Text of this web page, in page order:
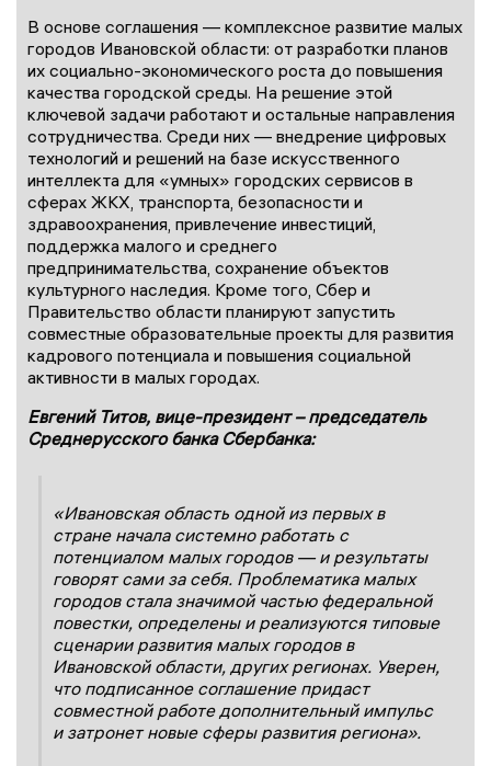
В основе соглашения — комплексное развитие малых
городов Ивановской области: от разработки планов
их социально-экономического роста до повышения
качества городской среды. На решение этой
ключевой задачи работают и остальные направления
сотрудничества. Среди них — внедрение цифровых
технологий и решений на базе искусственного
интеллекта для «умных» городских сервисов в
сферах ЖКХ, транспорта, безопасности и
здравоохранения, привлечение инвестиций,
поддержка малого и среднего
предпринимательства, сохранение объектов
культурного наследия. Кроме того, Сбер и
Правительство области планируют запустить
совместные образовательные проекты для развития
кадрового потенциала и повышения социальной
активности в малых городах.
Евгений Титов, вице-президент – председатель
Среднерусского банка Сбербанка:
«Ивановская область одной из первых в
стране начала системно работать с
потенциалом малых городов — и результаты
говорят сами за себя. Проблематика малых
городов стала значимой частью федеральной
повестки, определены и реализуются типовые
сценарии развития малых городов в
Ивановской области, других регионах. Уверен,
что подписанное соглашение придаст
совместной работе дополнительный импульс
и затронет новые сферы развития региона».